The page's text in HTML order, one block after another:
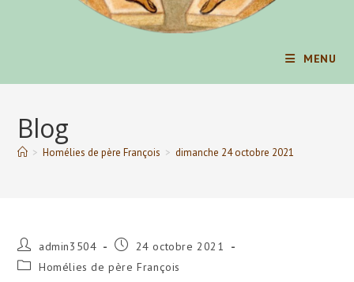
MENU
Blog
> Homélies de père François > dimanche 24 octobre 2021
Auteur/autrice
de
la
admin3504
Publication
24 octobre 2021
Post Homélies de père François